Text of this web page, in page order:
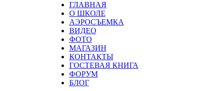
ГЛАВНАЯ
О ШКОЛЕ
АЭРОСЪЕМКА
ВИДЕО
ФОТО
МАГАЗИН
КОНТАКТЫ
ГОСТЕВАЯ КНИГА
ФОРУМ
БЛОГ